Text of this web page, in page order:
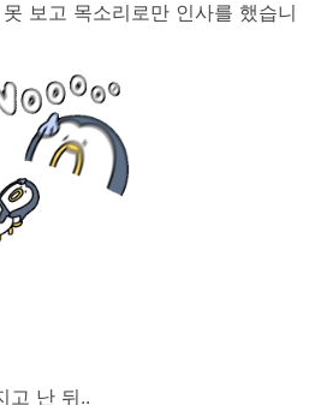
보고 목소리로만 인사를 했습니
고 난 뒤..